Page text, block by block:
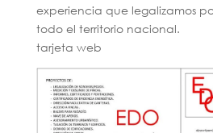
experiencia que legalizamos
todo el territorio nacional.
tarjeta web